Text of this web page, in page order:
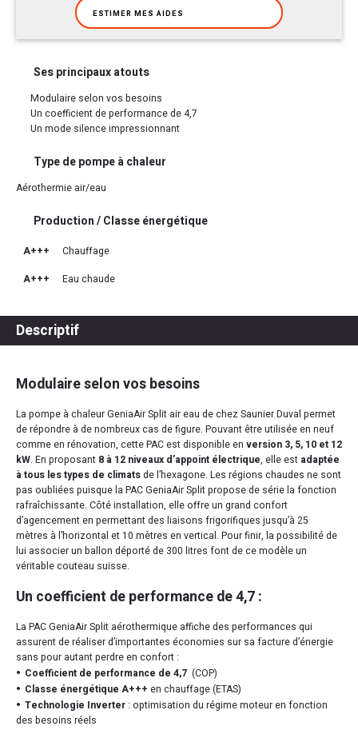
ESTIMER MES AIDES
Ses principaux atouts
Modulaire selon vos besoins
Un coefficient de performance de 4,7
Un mode silence impressionnant
Type de pompe à chaleur
Aérothermie air/eau
Production / Classe énergétique
A+++
Chauffage
A+++
Eau chaude
Descriptif
Modulaire selon vos besoins
La pompe à chaleur GeniaAir Split air eau de chez Saunier Duval permet
de répondre à de nombreux cas de figure. Pouvant être utilisée en neuf
comme en rénovation, cette PAC est disponible en version 3, 5, 10 et 12
kW. En proposant 8 à 12 niveaux d’appoint électrique, elle est adaptée
à tous les types de climatsde l’hexagone. Les régions chaudes ne sont
pas oubliées puisque la PAC GeniaAir Split propose de série la fonction
rafraîchissante. Côté installation, elle offre un grand confort
d’agencement en permettant des liaisons frigorifiques jusqu’à 25
mètres à l’horizontal et 10 mètres en vertical. Pour finir, la possibilité de
lui associer un ballon déporté de 300 litres font de ce modèle un
véritable couteau suisse.
Un coefficient de performance de 4,7 :
La PAC GeniaAir Split aérothermique affiche des performances qui
assurent de réaliser d’importantes économies sur sa facture d’énergie
sans pour autant perdre en confort :
Coefficient de performance de 4,7 (COP)
Classe énergétique A+++ en chauffage (ETAS)
Technologie Inverter : optimisation du régime moteur en fonction
des besoins réels